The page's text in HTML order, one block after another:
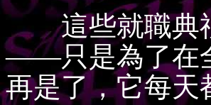
這些就職典禮
——只是為了在
再是了，它每天